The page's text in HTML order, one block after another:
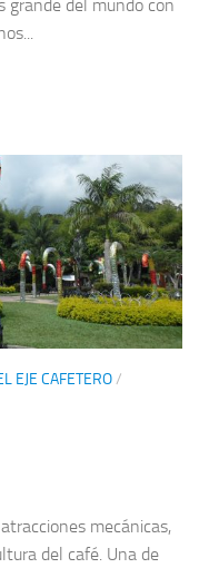
grande del mundo con
EJE CAFETERO/
mecánicas,
del café. Una de